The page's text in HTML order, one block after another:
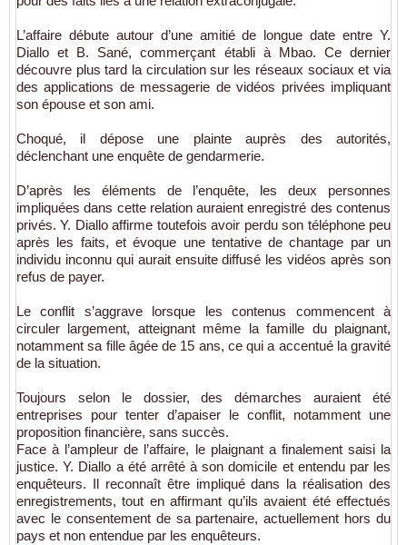
L’affaire débute autour d’une amitié de longue date entre Y.
Diallo et B. Sané, commerçant établi à Mbao. Ce dernier
découvre plus tard la circulation sur les réseaux sociaux et via
des applications de messagerie de vidéos privées impliquant
son épouse et son ami.
Choqué, il dépose une plainte auprès des autorités,
déclenchant une enquête de gendarmerie.
D’après les éléments de l’enquête, les deux personnes
impliquées dans cette relation auraient enregistré des contenus
privés. Y. Diallo affirme toutefois avoir perdu son téléphone peu
après les faits, et évoque une tentative de chantage par un
individu inconnu qui aurait ensuite diffusé les vidéos après son
refus de payer.
Le conflit s’aggrave lorsque les contenus commencent à
circuler largement, atteignant même la famille du plaignant,
notamment sa fille âgée de 15 ans, ce qui a accentué la gravité
de la situation.
Toujours selon le dossier, des démarches auraient été
entreprises pour tenter d’apaiser le conflit, notamment une
proposition financière, sans succès.
Face à l’ampleur de l’affaire, le plaignant a finalement saisi la
justice. Y. Diallo a été arrêté à son domicile et entendu par les
enquêteurs. Il reconnaît être impliqué dans la réalisation des
enregistrements, tout en affirmant qu’ils avaient été effectués
avec le consentement de sa partenaire, actuellement hors du
pays et non entendue par les enquêteurs.